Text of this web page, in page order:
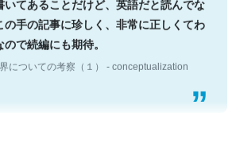
の手の記事に珍しく、非常に正しくてわ
で続編にも期待。
についての考察（１） - conceptualization